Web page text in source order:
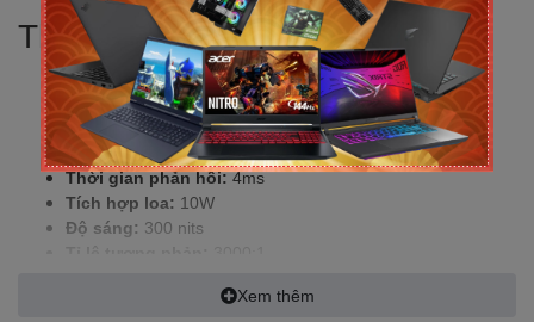
Thông Số Kỹ Thuật Chi Tiết
Kích thước:32 inch
Độ phân giải:UHD 3840 x 2160
Công nghệ tấm nền:VA
Tần số quét: 60Hz
Thời gian phản hồi:4ms
Tích hợp loa: 10W
Độ sáng: 300 nits
Tizen™Xem thêm